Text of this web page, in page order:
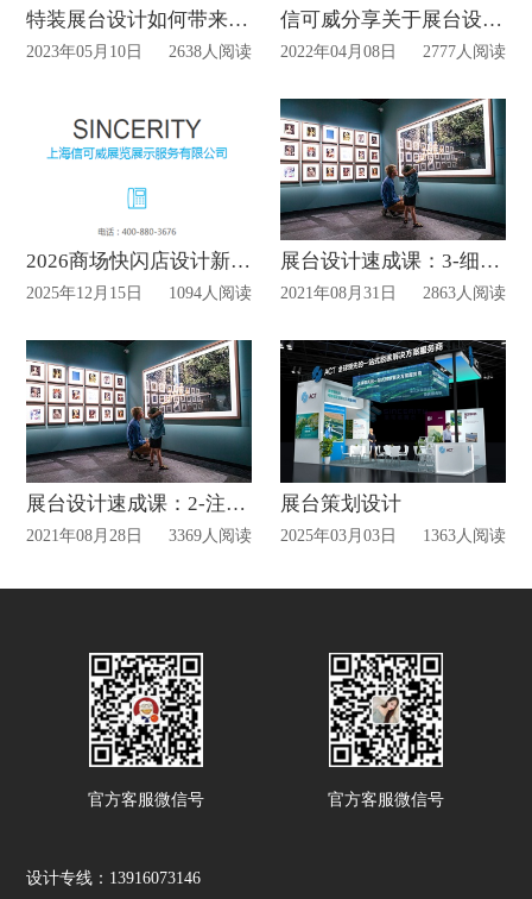
特装展台设计如何带来视觉冲击效果？
2023年05月10日 2638人阅读
信可威分享关于展台设计中灯光部分的小知识
2022年04月08日 2777人阅读
2026商场快闪店设计新标杆
2025年12月15日 1094人阅读
展台设计速成课：3-细节和流程
2021年08月31日 2863人阅读
展台设计速成课：2-注意事项和图形
2021年08月28日 3369人阅读
展台策划设计
2025年03月03日 1363人阅读
官方客服微信号 官方客服微信号
设计专线：13916073146